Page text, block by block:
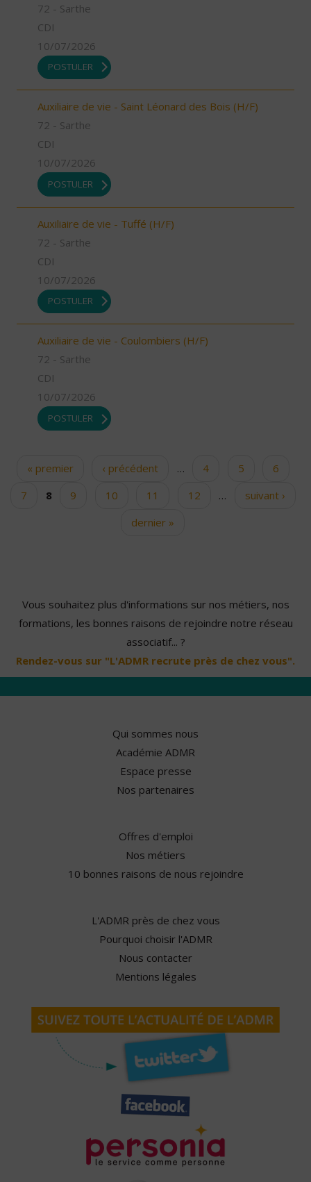
72 - Sarthe
CDI
10/07/2026
POSTULER
Auxiliaire de vie - Saint Léonard des Bois (H/F)
72 - Sarthe
CDI
10/07/2026
POSTULER
Auxiliaire de vie - Tuffé (H/F)
72 - Sarthe
CDI
10/07/2026
POSTULER
Auxiliaire de vie - Coulombiers (H/F)
72 - Sarthe
CDI
10/07/2026
POSTULER
Pages« premier ‹ précédent … 4 5
6
7
8 9 10 11 12 …
suivant ›
dernier »
Vous souhaitez plus d'informations sur nos métiers, nos
formations, les bonnes raisons de rejoindre notre réseau
associatif... ?
Rendez-vous sur "L'ADMR recrute près de chez vous".
Qui sommes nous
Académie ADMR
Espace presse
Nos partenaires
Offres d'emploi
Nos métiers
10 bonnes raisons de nous rejoindre
L'ADMR près de chez vous
Pourquoi choisir l'ADMR
Nous contacter
Mentions légales